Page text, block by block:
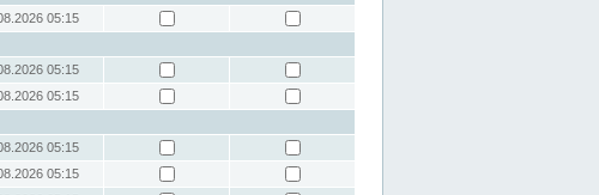
05:15
05:15
05:15
05:15
05:15